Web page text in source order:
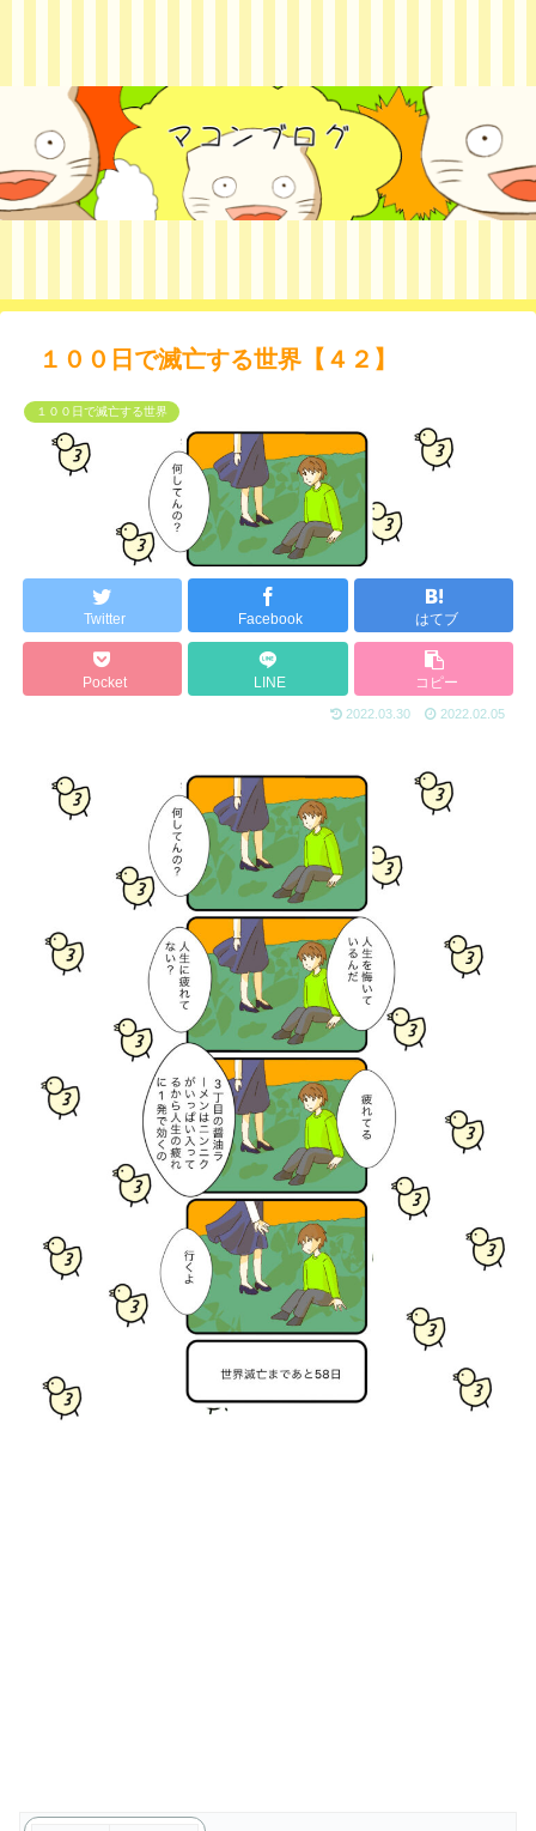
１００日で滅亡する世界【４２】
１００日で滅亡する世界
Twitter Facebook はてブ
Pocket LINE コピー
2022.03.30 2022.02.05